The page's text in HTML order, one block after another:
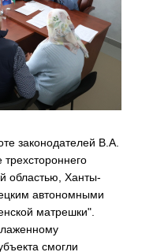
законодателей В.А.
областью, Ханты-
автономными
матрешки".
смогли